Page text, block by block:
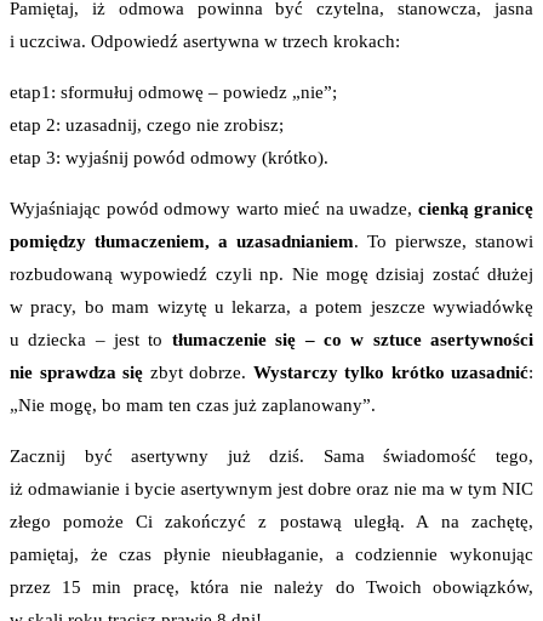
Pamiętaj, iż odmowa powinna być czytelna, stanowcza, jasna
i uczciwa. Odpowiedź asertywna w trzech krokach:
etap1: sformułuj odmowę – powiedz „nie”;
etap 2: uzasadnij, czego nie zrobisz;
etap 3: wyjaśnij powód odmowy (krótko).
Wyjaśniając powód odmowy warto mieć na uwadze, cienką granicę
pomiędzy tłumaczeniem, a uzasadnianiem. To pierwsze, stanowi
rozbudowaną wypowiedź czyli np. Nie mogę dzisiaj zostać dłużej
w pracy, bo mam wizytę u lekarza, a potem jeszcze wywiadówkę
u dziecka – jest to tłumaczenie się – co w sztuce asertywności
nie sprawdza się zbyt dobrze. Wystarczy tylko krótko uzasadnić:
„Nie mogę, bo mam ten czas już zaplanowany”.
Zacznij być asertywny już dziś. Sama świadomość tego,
iż odmawianie i bycie asertywnym jest dobre oraz nie ma w tym NIC
złego pomoże Ci zakończyć z postawą uległą. A na zachętę,
pamiętaj, że czas płynie nieubłaganie, a codziennie wykonując
przez 15 min pracę, która nie należy do Twoich obowiązków,